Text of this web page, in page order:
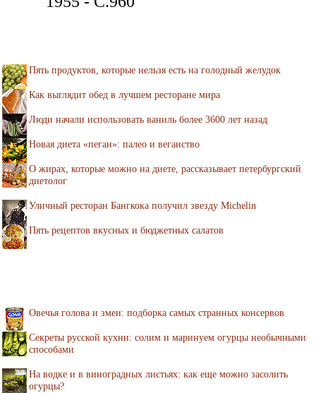
Пять продуктов, которые нельзя есть на голодный желудок
Как выглядит обед в лучшем ресторане мира
Люди начали использовать ваниль более 3600 лет назад
Новая диета «пеган»: палео и веганство
О жирах, которые можно на диете, рассказывает петербургский
диетолог
Уличный ресторан Бангкока получил звезду Michelin
Пять рецептов вкусных и бюджетных салатов
Овечья голова и змеи: подборка самых странных консервов
Секреты русской кухни: солим и маринуем огурцы необычными
способами
На водке и в виноградных листьях: как еще можно засолить
огурцы?